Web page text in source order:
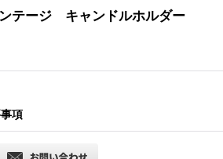
ンテージ キャンドルホルダー
項